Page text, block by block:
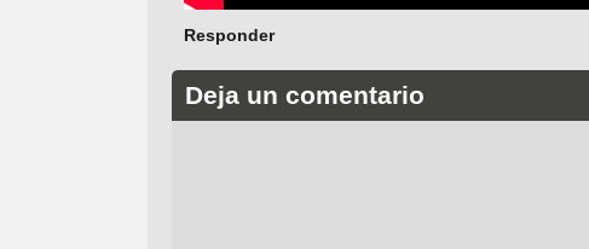
Responder
Deja un comentario